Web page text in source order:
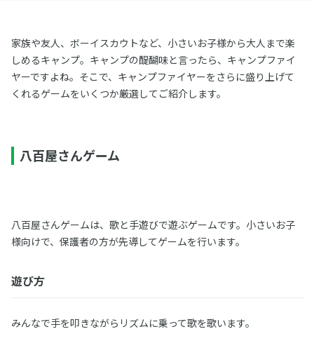
家族や友人、ボーイスカウトなど、小さいお子様から大人まで楽
しめるキャンプ。キャンプの醍醐味と言ったら、キャンプファイ
ヤーですよね。そこで、キャンプファイヤーをさらに盛り上げて
くれるゲームをいくつか厳選してご紹介します。
八百屋さんゲーム
八百屋さんゲームは、歌と手遊びで遊ぶゲームです。小さいお子
様向けで、保護者の方が先導してゲームを行います。
遊び方
みんなで手を叩きながらリズムに乗って歌を歌います。